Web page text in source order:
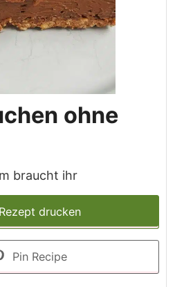
ohne
braucht ihr
Rezept drucken
Pin Recipe